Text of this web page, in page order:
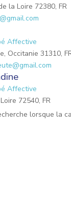
la Loire 72380, FR
Affective
Occitanie 31310,
Affective
72540, FR
lorsque la